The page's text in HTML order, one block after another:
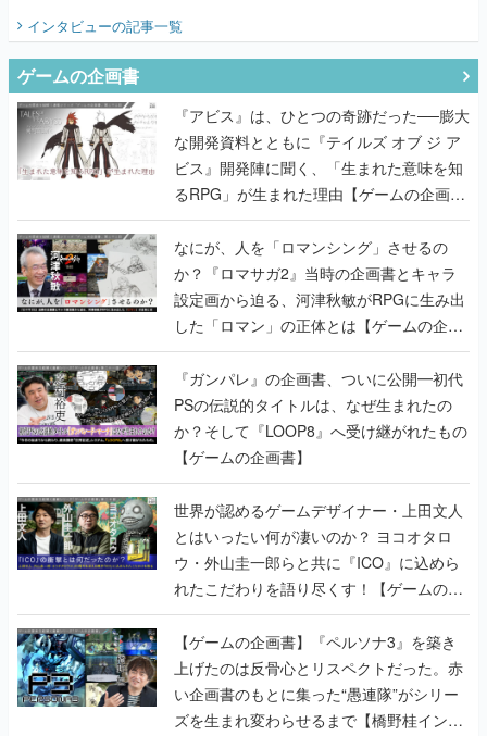
インタビューの記事一覧
ゲームの企画書
『アビス』は、ひとつの奇跡だった──膨大
な開発資料とともに『テイルズ オブ ジ ア
ビス』開発陣に聞く、「生まれた意味を知
るRPG」が生まれた理由【ゲームの企画
書】
なにが、人を「ロマンシング」させるの
か？『ロマサガ2』当時の企画書とキャラ
設定画から迫る、河津秋敏がRPGに生み出
した「ロマン」の正体とは【ゲームの企画
書】
『ガンパレ』の企画書、ついに公開━初代
PSの伝説的タイトルは、なぜ生まれたの
か？そして『LOOP8』へ受け継がれたもの
【ゲームの企画書】
世界が認めるゲームデザイナー・上田文人
とはいったい何が凄いのか？ ヨコオタロ
ウ・外山圭一郎らと共に『ICO』に込めら
れたこだわりを語り尽くす！【ゲームの企
画書】
【ゲームの企画書】『ペルソナ3』を築き
上げたのは反骨心とリスペクトだった。赤
い企画書のもとに集った“愚連隊”がシリー
ズを生まれ変わらせるまで【橋野桂インタ